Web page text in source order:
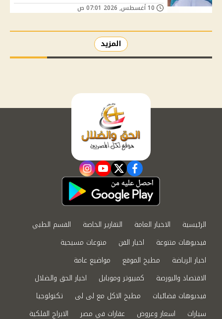
المزيد
facebook
twitter
youtube
instagram
الرئيسية الاخبار العامة التقارير الخاصة
القسم الطبي
فيديوهات متنوعة
اخبار الفن
منوعات مسيحية
اخبار الرياضة
مطبخ الموقع
مواضيع عامة
الاقتصاد والبورصة
كمبيوتر وموبايل
اخبار الحق والضلال
فيديوهات فضائيات
مطبخ الاكل مع لى لى
تكنولوجيا
سيارات
اسعار وعروض عقارات في مصر الابراج الفلكية